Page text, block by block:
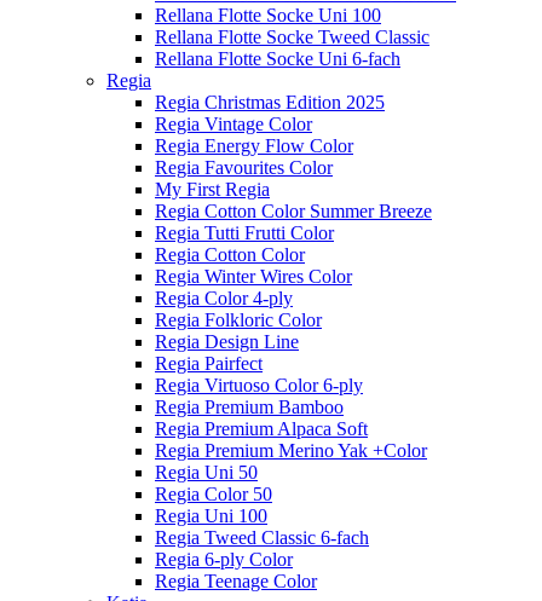
Rellana Flotte Socke Uni 100
Rellana Flotte Socke Tweed Classic
Rellana Flotte Socke Uni 6-fach
Regia
Regia Christmas Edition 2025
Regia Vintage Color
Regia Energy Flow Color
Regia Favourites Color
My First Regia
Regia Cotton Color Summer Breeze
Regia Tutti Frutti Color
Regia Cotton Color
Regia Winter Wires Color
Regia Color 4-ply
Regia Folkloric Color
Regia Design Line
Regia Pairfect
Regia Virtuoso Color 6-ply
Regia Premium Bamboo
Regia Premium Alpaca Soft
Regia Premium Merino Yak +Color
Regia Uni 50
Regia Color 50
Regia Uni 100
Regia Tweed Classic 6-fach
Regia 6-ply Color
Regia Teenage Color